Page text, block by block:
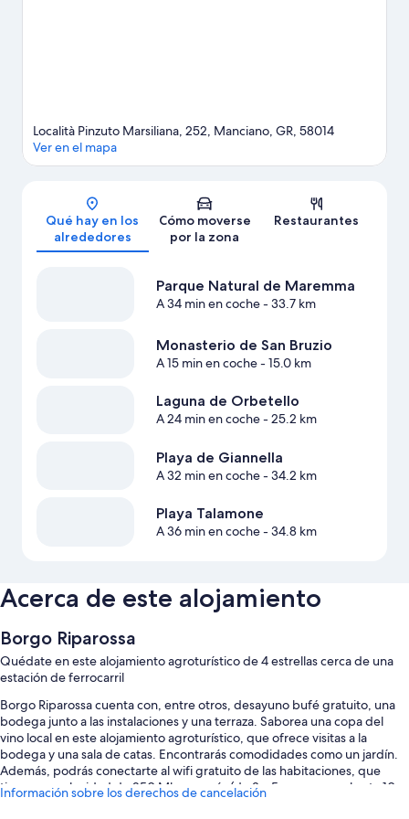
Mapa
Località Pinzuto Marsiliana, 252, Manciano, GR, 58014
Ver en el mapa
Qué hay en los
alrededores
Cómo moverse
por la zona
Restaurantes
Parque Natural de Maremma
A 34 min en coche- 33.7 km
Monasterio de San Bruzio
A 15 min en coche- 15.0 km
Laguna de Orbetello
A 24 min en coche- 25.2 km
Playa de Giannella
A 32 min en coche- 34.2 km
Playa Talamone
A 36 min en coche- 34.8 km
Acerca de este alojamiento
Borgo Riparossa
Quédate en este alojamiento agroturístico de 4 estrellas cerca de una
estación de ferrocarril
Borgo Riparossa cuenta con, entre otros, desayuno bufé gratuito, una
bodega junto a las instalaciones y una terraza. Saborea una copa del
vino local en este alojamiento agroturístico, que ofrece visitas a la
bodega y una sala de catas. Encontrarás comodidades como un jardín.
Además, podrás conectarte al wifi gratuito de las habitaciones, que
tiene una velocidad de 250 Mbps o más (de 3 a 5 personas, o hasta 10
Información sobre los derechos de cancelación